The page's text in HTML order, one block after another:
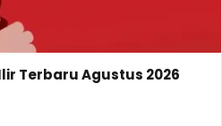
Terbaru Agustus 2026